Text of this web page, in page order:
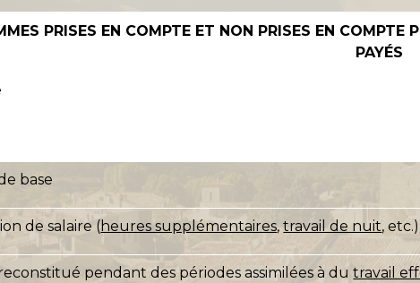
PRISES EN COMPTE ET NON PRISES EN COMPTE
PAYÉS
base
de salaire (heures supplémentaires,travail de nuit, etc.)
pendant des périodes assimilées à dutravail